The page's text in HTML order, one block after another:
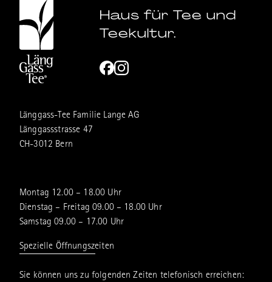
Haus für Tee und
Teekultur.
Länggass-Tee Familie Lange AG
Länggassstrasse 47
CH-3012 Bern
Montag 12.00 – 18.00 Uhr
Dienstag – Freitag 09.00 – 18.00 Uhr
Samstag 09.00 – 17.00 Uhr
Spezielle Öffnungszeiten
Sie können uns zu folgenden Zeiten telefonisch erreichen: